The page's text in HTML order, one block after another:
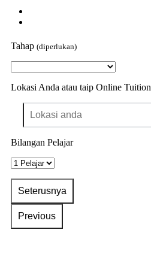
Tahap (diperlukan)
Lokasi Anda atau taip Online Tuition
Bilangan Pelajar